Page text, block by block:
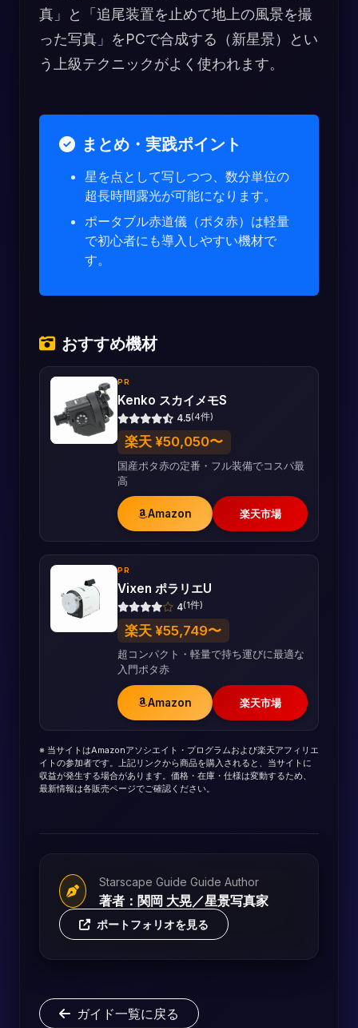
真」と「追尾装置を止めて地上の風景を撮
った写真」をPCで合成する（新星景）とい
う上級テクニックがよく使われます。
まとめ・実践ポイント
星を点として写しつつ、数分単位の
超長時間露光が可能になります。
ポータブル赤道儀（ポタ赤）は軽量
で初心者にも導入しやすい機材で
す。
おすすめ機材
PR
Kenko スカイメモS
4.5(4件)
楽天 ¥50,050〜
国産ポタ赤の定番・フル装備でコスパ最
高
Amazon 楽天市場
PR
Vixen ポラリエU
4(1件)
楽天 ¥55,749〜
超コンパクト・軽量で持ち運びに最適な
入門ポタ赤
Amazon 楽天市場
※ 当サイトはAmazonアソシエイト・プログラムおよび楽天アフィリエ
イトの参加者です。上記リンクから商品を購入されると、当サイトに
収益が発生する場合があります。価格・在庫・仕様は変動するため、
最新情報は各販売ページでご確認ください。
Starscape Guide Guide Author
著者：関岡 大晃／星景写真家
ポートフォリオを見る
ガイド一覧に戻る